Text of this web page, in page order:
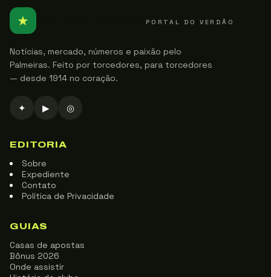
★ PORTAL DO VERDÃO
Notícias, mercado, números e paixão pelo
Palmeiras. Feito por torcedores, para torcedores
— desde 1914 no coração.
✦ ▶ ◎
EDITORIA
Sobre
Expediente
Contato
Política de Privacidade
GUIAS
Casas de apostas
Bônus 2026
Onde assistir